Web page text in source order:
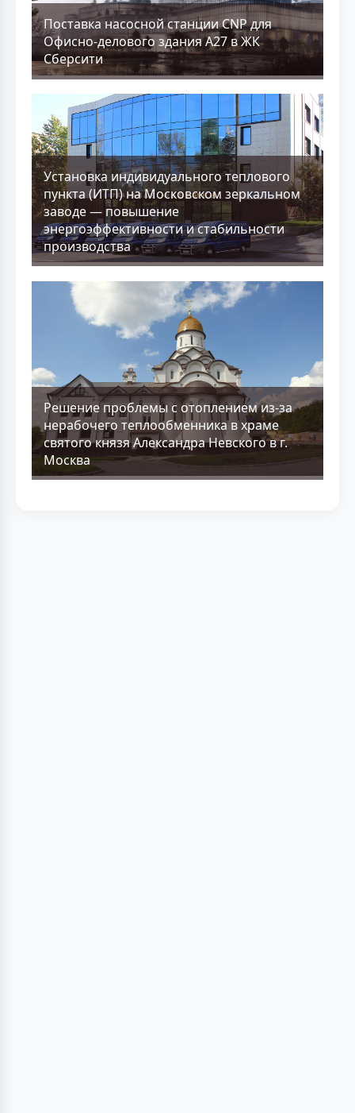
Поставка насосной станции CNP для
Офисно-делового здания А27 в ЖК
Сберсити
Установка индивидуального теплового
пункта (ИТП) на Московском зеркальном
заводе — повышение
энергоэффективности и стабильности
производства
Решение проблемы с отоплением из-за
нерабочего теплообменника в храме
святого князя Александра Невского в г.
Москва